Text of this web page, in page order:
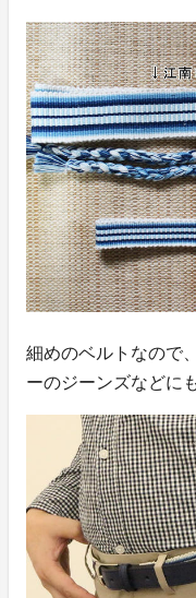
細めのベルトなので
ーのジーンズなどに